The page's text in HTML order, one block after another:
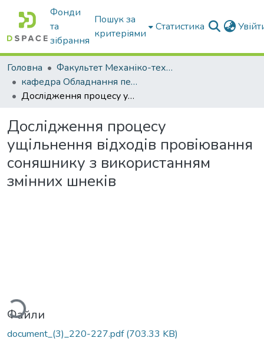
Фонди
та
зібрання
Пошук за
критеріями
Статистика
Головна
Факультет Механіко-технологічний
кафедра Обладнання переробних і харчових виробництв ім. професора Ф.Ю. Ялпачика
Дослідження процесу ущільнення відходів провіювання соняшнику з використанням змінних шнеків
Дослідження процесу
ущільнення відходів провіювання
соняшнику з використанням
змінних шнеків
Вантажиться...
Файли
document_(3)_220-227.pdf(703.33 KB)